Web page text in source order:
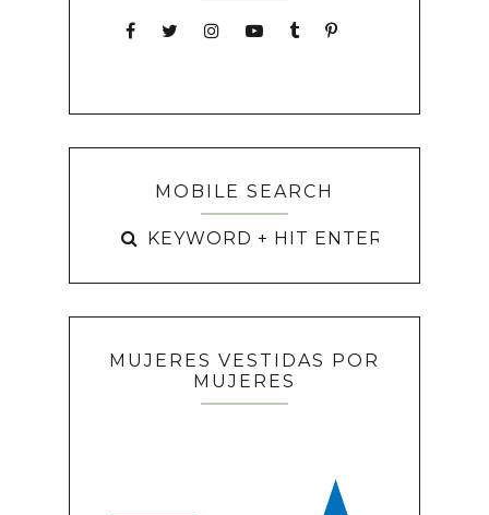
MOBILE SEARCH
MUJERES VESTIDAS POR
MUJERES